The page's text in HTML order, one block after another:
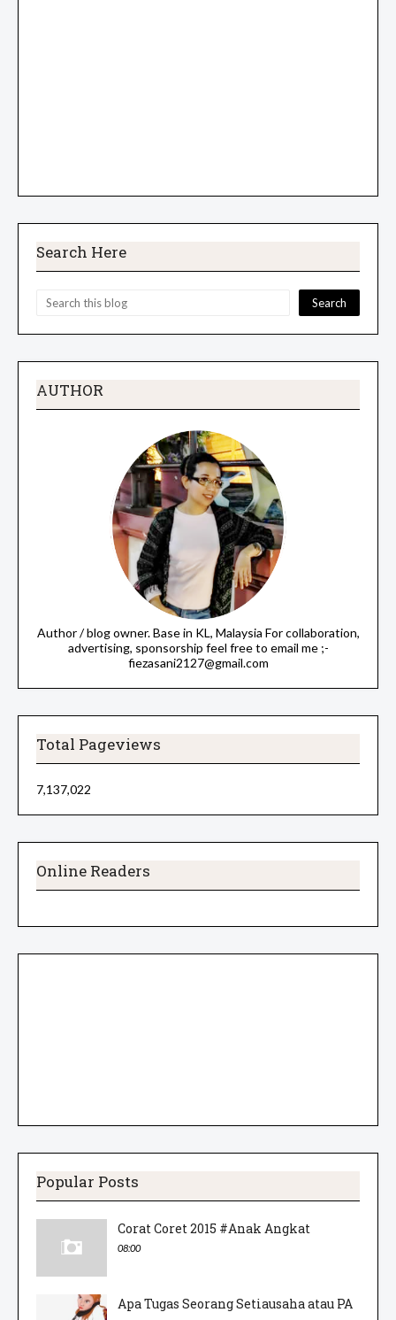
Search Here
AUTHOR
Author / blog owner. Base in KL, Malaysia For collaboration,
advertising, sponsorship feel free to email me ;-
fiezasani2127@gmail.com
Total Pageviews
7,137,022
Online Readers
Popular Posts
Corat Coret 2015 #Anak Angkat
08:00
Apa Tugas Seorang Setiausaha atau PA